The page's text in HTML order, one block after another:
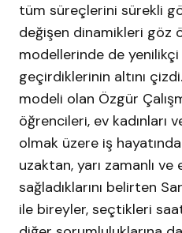
tüm süreçlerini sürekli
değişen dinamikleri göz
modellerinde de
geçirdiklerinin altını
modeli olan Özgür
öğrencileri, ev kadınları
olmak üzere iş
uzaktan, yarı zamanlı ve
sağladıklarını belirten
ile bireyler, seçtikleri